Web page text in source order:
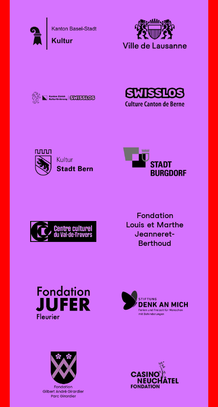
Fondation
Louis et Marthe
Jeanneret-
Berthoud